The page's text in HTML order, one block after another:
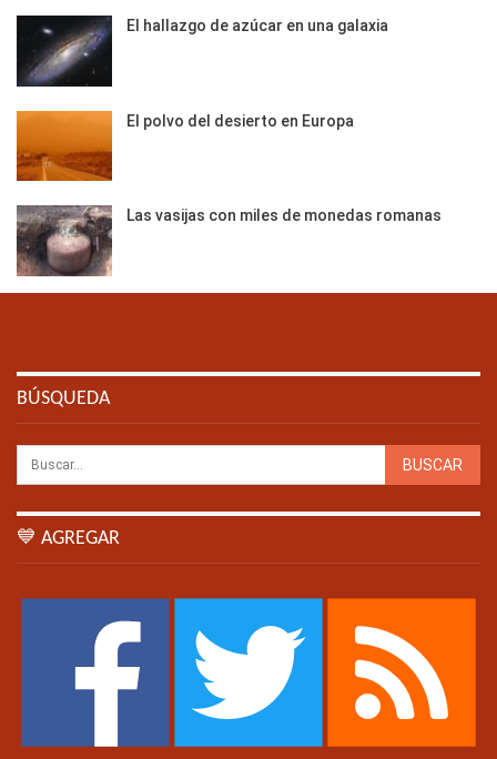
El hallazgo de azúcar en una galaxia
El polvo del desierto en Europa
Las vasijas con miles de monedas romanas
BÚSQUEDA
💙 AGREGAR